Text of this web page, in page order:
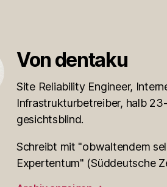
Von dentaku
Site Reliability Engineer,
Infrastrukturbetreiber, halb
gesichtsblind.
Schreibt mit "obwaltendem
Expertentum" (Süddeutsche